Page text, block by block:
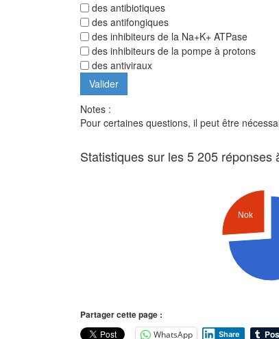
des antibiotiques
des antifongiques
des inhibiteurs de la Na+K+ ATPase
des inhibiteurs de la pompe à protons
des antiviraux
Notes :
Pour certaines questions, il peut être
Statistiques sur les 5 205 réponses
Nok
Partager cette page :
WhatsApp Share